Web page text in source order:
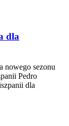
dla
nowego sezonu
Pedro
dla